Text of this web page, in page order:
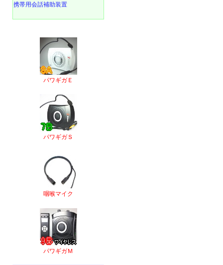
携帯用会話補助装置
パワギガＥ
パワギガＳ
咽喉マイク
パワギガＭ